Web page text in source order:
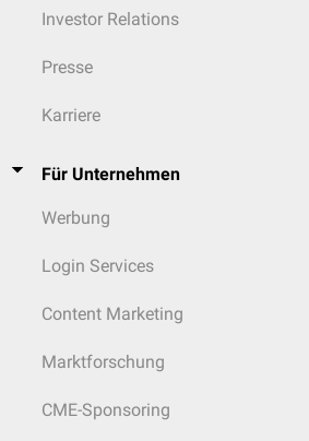
Investor Relations
Presse
Karriere
Für Unternehmen
Werbung
Login Services
Content Marketing
Marktforschung
CME-Sponsoring